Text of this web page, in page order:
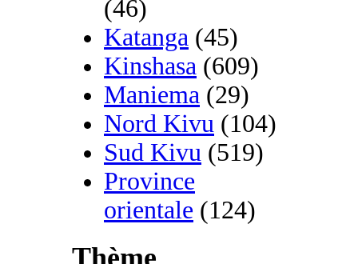
(46)
Katanga (45)
Kinshasa (609)
Maniema (29)
Nord Kivu (104)
Sud Kivu (519)
Province
orientale (124)